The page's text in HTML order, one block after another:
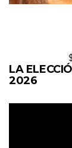
LA
2026